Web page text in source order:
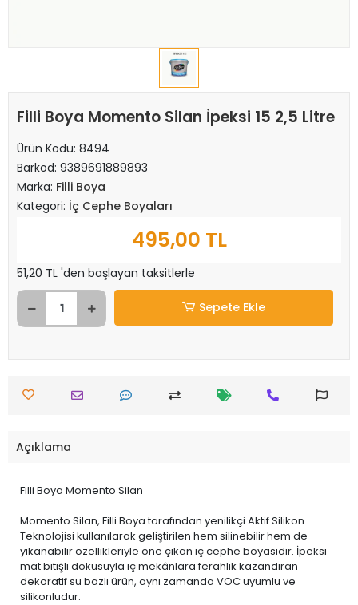
Filli Boya Momento Silan İpeksi 15 2,5 Litre
Ürün Kodu: 8494
Barkod: 9389691889893
Marka: Filli Boya
Kategori: İç Cephe Boyaları
495,00 TL
51,20 TL 'den başlayan taksitlerle
Sepete Ekle
Açıklama
Filli Boya Momento Silan
Momento Silan, Filli Boya tarafından yenilikçi Aktif Silikon
Teknolojisi kullanılarak geliştirilen hem silinebilir hem de
yıkanabilir özellikleriyle öne çıkan iç cephe boyasıdır. İpeksi
mat bitişli dokusuyla iç mekânlara ferahlık kazandıran
dekoratif su bazlı ürün, aynı zamanda VOC uyumlu ve
silikonludur.